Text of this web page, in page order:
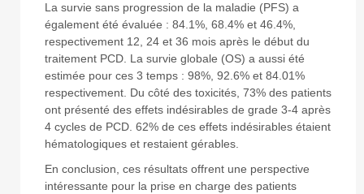
La survie sans progression de la maladie (PFS) a
également été évaluée : 84.1%, 68.4% et 46.4%,
respectivement 12, 24 et 36 mois après le début du
traitement PCD. La survie globale (OS) a aussi été
estimée pour ces 3 temps : 98%, 92.6% et 84.01%
respectivement. Du côté des toxicités, 73% des patients
ont présenté des effets indésirables de grade 3-4 après
4 cycles de PCD. 62% de ces effets indésirables étaient
hématologiques et restaient gérables.
En conclusion, ces résultats offrent une perspective
intéressante pour la prise en charge des patients